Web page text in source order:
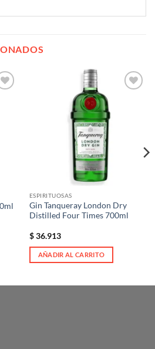
ESPIRITUOSAS
Gin Tanqueray London Dry
Distilled Four Times 700ml
$36.913
AÑADIR AL CARRITO